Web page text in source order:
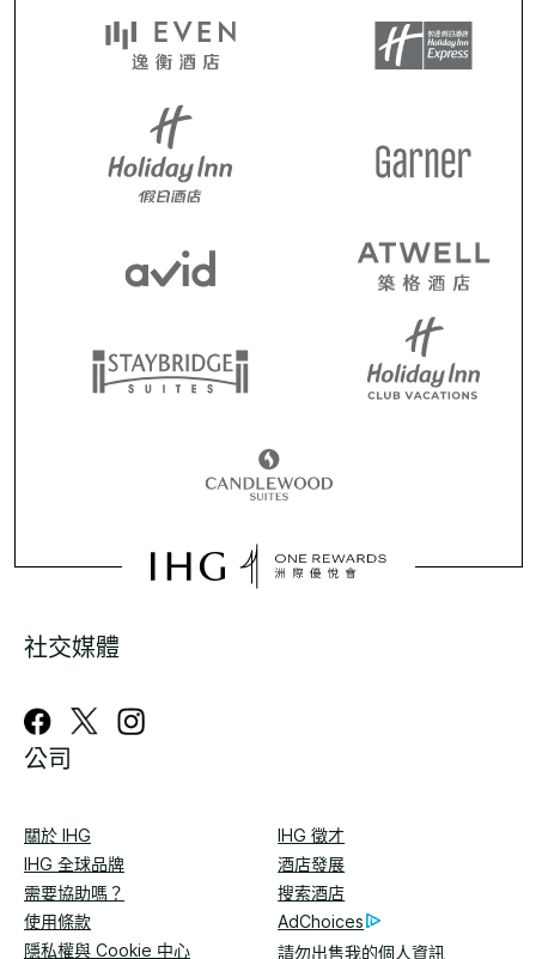
社交媒體
公司
關於 IHG
IHG 徵才
IHG 全球品牌
酒店發展
需要協助嗎？
搜索酒店
使用條款
AdChoices
隱私權與 Cookie 中心
請勿出售我的個人資訊